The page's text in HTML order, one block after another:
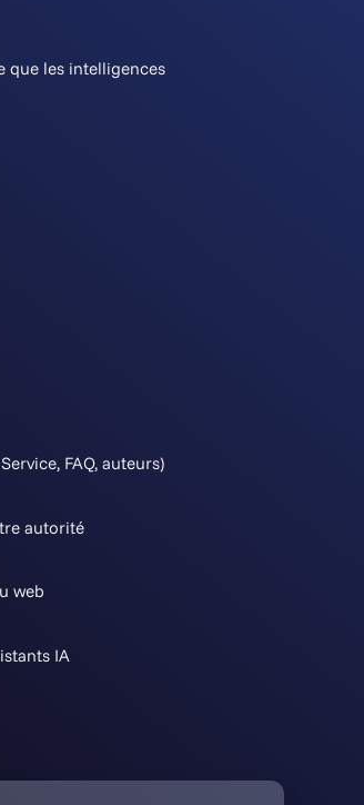
que les intelligences
FAQ, auteurs)
autorité
web
IA